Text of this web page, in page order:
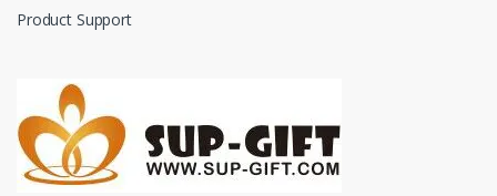
Product Support